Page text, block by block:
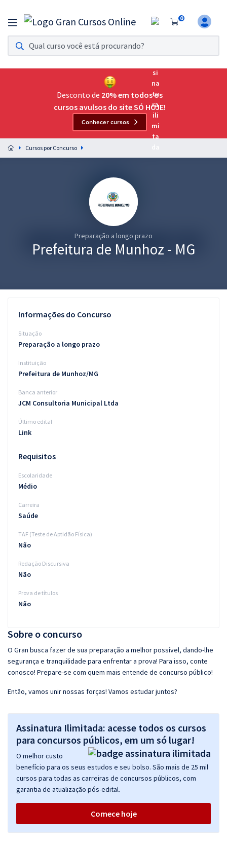
0
Assinatura Ilimitada 11
Acesso a todos os cursos. Teste grátis por 7 dias!
Assinatura OAB Até Passar
Acesso ilimitado a toda preparação para o Exame da
Preparação completa e intensiva para as principais
residências em saúde do Brasil
Graduação
Questões grátis
Blog
Aprovados
Atendimento
Desconto de 20% em todos os
cursos avulsos do site SÓ HOJE!
Conhecer cursos
Cursos por Concurso
Preparação a longo prazo
Prefeitura de Munhoz - MG
Sobre o concurso
O Gran busca fazer de sua preparação a melhor possível, dando-lhe
segurança e tranquilidade para enfrentar a prova! Para isso, conte
conosco! Prepare-se com quem mais entende de concurso público!
Então, vamos unir nossas forças! Vamos estudar juntos?
Assinatura Ilimitada: acesse todos os cursos
para concursos públicos, em um só lugar!
O melhor custo
benefício para os seus estudos e seu bolso. São mais de 25 mil
cursos para todas as carreiras de concursos públicos, com
garantia de atualização pós-edital.
Comece hoje
Informações do Concurso
Situação
Preparação a longo prazo
Instituição
Prefeitura de Munhoz/MG
Banca anterior
JCM Consultoria Municipal Ltda
Último edital
Link
Requisitos
Escolaridade
Médio
Carreira
Saúde
TAF (Teste de Aptidão Física)
Não
Redação Discursiva
Não
Prova de títulos
Não